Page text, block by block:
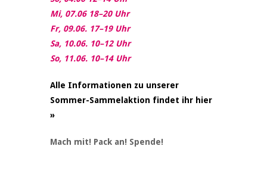
Mi, 07.06 18–20 Uhr
Fr, 09.06. 17–19 Uhr
Sa, 10.06. 10–12 Uhr
So, 11.06. 10–14 Uhr
Alle Informationen zu unserer
Sommer-Sammelaktion findet ihr hier
»
Mach mit! Pack an! Spende!